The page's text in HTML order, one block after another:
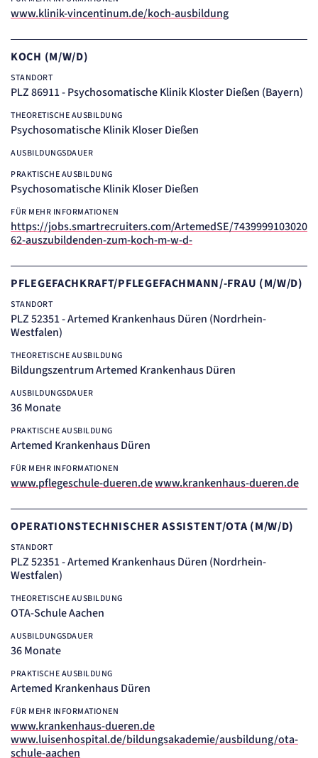
www.klinik-vincentinum.de/koch-ausbildung
KOCH (M/W/D)
STANDORT
PLZ 86911 - Psychosomatische Klinik Kloster Dießen (Bayern)
THEORETISCHE AUSBILDUNG
Psychosomatische Klinik Kloser Dießen
AUSBILDUNGSDAUER
PRAKTISCHE AUSBILDUNG
Psychosomatische Klinik Kloser Dießen
FÜR MEHR INFORMATIONEN
https://jobs.smartrecruiters.com/ArtemedSE/7439999103020
62-auszubildenden-zum-koch-m-w-d-
PFLEGEFACHKRAFT/PFLEGEFACHMANN/-FRAU (M/W/D)
STANDORT
PLZ 52351 - Artemed Krankenhaus Düren (Nordrhein-
Westfalen)
THEORETISCHE AUSBILDUNG
Bildungszentrum Artemed Krankenhaus Düren
AUSBILDUNGSDAUER
36 Monate
PRAKTISCHE AUSBILDUNG
Artemed Krankenhaus Düren
FÜR MEHR INFORMATIONEN
www.pflegeschule-dueren.dewww.krankenhaus-dueren.de
OPERATIONSTECHNISCHER ASSISTENT/OTA (M/W/D)
STANDORT
PLZ 52351 - Artemed Krankenhaus Düren (Nordrhein-
Westfalen)
THEORETISCHE AUSBILDUNG
OTA-Schule Aachen
AUSBILDUNGSDAUER
36 Monate
PRAKTISCHE AUSBILDUNG
Artemed Krankenhaus Düren
FÜR MEHR INFORMATIONEN
www.krankenhaus-dueren.de
www.luisenhospital.de/bildungsakademie/ausbildung/ota-
schule-aachen
Einverständnis-Cookie
Name:
cookie_consent
Dieser Cookie speichert die ausgewählten Einverständnis-Optionen des Benutzers
Cookie Laufzeit:
Statistik Cookies erfassen Informationen
anonym. Diese Informationen helfen uns
zu verstehen, wie unsere Besucher unsere
Website nutzen.
etracker Analytics
Name:
Anbieter:
etracker GmbH
Zweck:
Cookie Erkennung
2 Jahre
etracker Analytics
Name:
Anbieter:
etracker GmbH
Zweck:
Es erlaubt eTracker Cookies zu setzen.
Cookie Laufzeit:
etracker Analytics
Name:
isSdEnabled
Anbieter:
Zweck:
Erkennung, ob bei dem Besucher die Scrolltiefe gemessen wird.
Cookie Laufzeit:
24 Std.